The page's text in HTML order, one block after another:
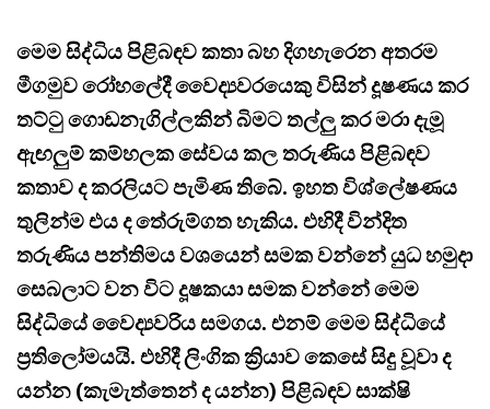
මෙම සිද්ධිය පිළිබඳව කතා බහ දිගහැරෙන අතරම
මීගමුව රෝහලේදී වෛද්‍යවරයෙකු විසින් දූෂණය කර
තට්ටු ගොඩනැගිල්ලකින් බිමට තල්ලු කර මරා දැමූ
ඇඟලුම් කම්හලක සේවය කල තරුණිය පිළිබඳව
කතාව ද කරලියට පැමිණ තිබේ. ඉහත විශ්ලේෂණය
තුලින්ම එය ද තේරුම්ගත හැකිය. එහිදී වින්දිත
තරුණිය පන්තිමය වශයෙන් සමක වන්නේ යුධ හමුදා
සෙබලාට වන විට දූෂකයා සමක වන්නේ මෙම
සිද්ධියේ වෛද්‍යවරිය සමගය. එනම් මෙම සිද්ධියේ
ප්‍රතිලෝමයයි. එහිදී ලිංගික ක්‍රියාව කෙසේ සිදු වූවා ද
යන්න (කැමැත්තෙන් ද යන්න) පිළිබඳව සාක්ෂි